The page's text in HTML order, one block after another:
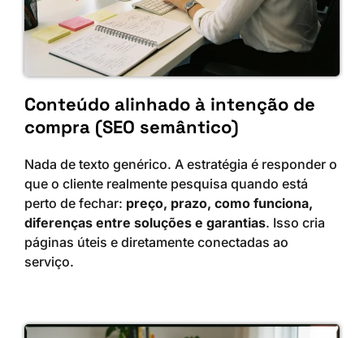
Conteúdo alinhado à intenção de
compra (SEO semântico)
Nada de texto genérico. A estratégia é responder o
que o cliente realmente pesquisa quando está
perto de fechar: preço, prazo, como funciona,
diferenças entre soluções e garantias. Isso cria
páginas úteis e diretamente conectadas ao
serviço.